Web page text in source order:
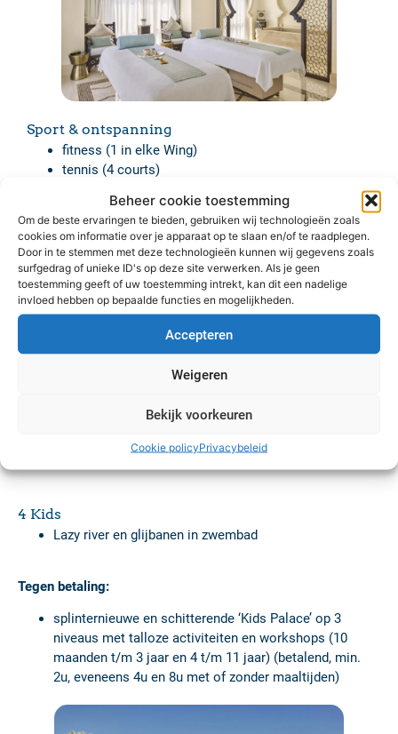
Beheer cookie toestemming
Om de beste ervaringen te bieden, gebruiken wij technologieën zoals
cookies om informatie over je apparaat op te slaan en/of te raadplegen.
Door in te stemmen met deze technologieën kunnen wij gegevens zoals
surfgedrag of unieke ID's op deze site verwerken. Als je geen
toestemming geeft of uw toestemming intrekt, kan dit een nadelige
invloed hebben op bepaalde functies en mogelijkheden.
Accepteren
Weigeren
Bekijk voorkeuren
Cookie policyPrivacybeleid
Sport & ontspanning
fitness (1 in elke Wing)
tennis (4 courts)
beach volleybal
tafeltennis
voetbal
jogging pad (6,5 km doorheen het resort)
Tegen betaling:
schitterend Marokkaans geinspireerd Emirates
Palace Spa (1500 m²): traditionele Marokkaanse
en schoonheidsbehandelingen
windsurfen, wakeboarding)
4 Kids
Lazy river en glijbanen in zwembad
Tegen betaling:
splinternieuwe en schitterende ‘Kids Palace’ op 3
niveaus met talloze activiteiten en workshops (10
maanden t/m 3 jaar en 4 t/m 11 jaar) (betalend, min.
2u, eveneens 4u en 8u met of zonder maaltijden)